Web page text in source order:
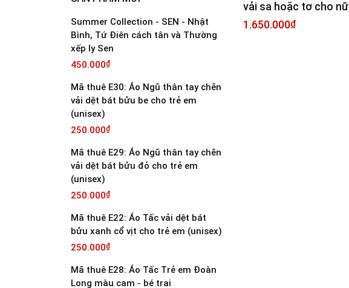
Summer Collection - SEN - Nhật
Bình, Tứ Điên cách tân và Thường
xếp ly Sen
450.000₫
Mã thuê E30: Áo Ngũ thân tay chẽn
vải dệt bát bửu be cho trẻ em
(unisex)
250.000₫
Mã thuê E29: Áo Ngũ thân tay chẽn
vải dệt bát bửu đỏ cho trẻ em
(unisex)
250.000₫
Mã thuê E22: Áo Tấc vải dệt bát
bửu xanh cổ vịt cho trẻ em (unisex)
250.000₫
Mã thuê E28: Áo Tấc Trẻ em Đoàn
Long màu cam - bé trai
vải sa hoặc tơ cho nữ
1.650.000₫